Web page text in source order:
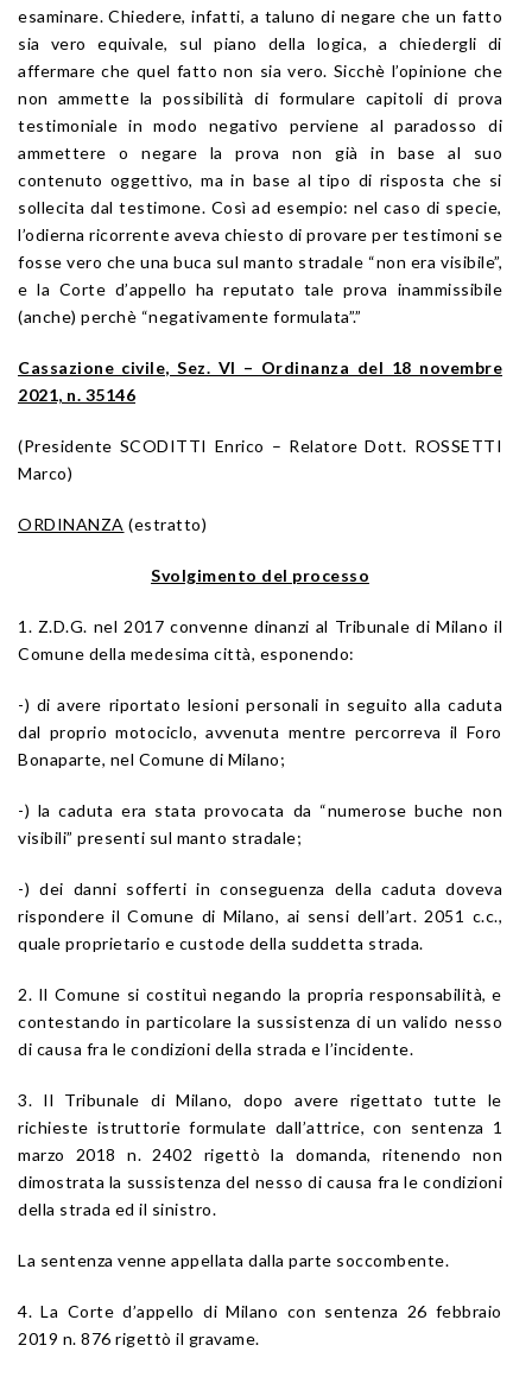
esaminare. Chiedere, infatti, a taluno di negare che un fatto
sia vero equivale, sul piano della logica, a chiedergli di
affermare che quel fatto non sia vero. Sicchè l’opinione che
non ammette la possibilità di formulare capitoli di prova
testimoniale in modo negativo perviene al paradosso di
ammettere o negare la prova non già in base al suo
contenuto oggettivo, ma in base al tipo di risposta che si
sollecita dal testimone. Così ad esempio: nel caso di specie,
l’odierna ricorrente aveva chiesto di provare per testimoni se
fosse vero che una buca sul manto stradale “non era visibile”,
e la Corte d’appello ha reputato tale prova inammissibile
(anche) perchè “negativamente formulata”.”
Cassazione civile, Sez. VI – Ordinanza del 18 novembre
2021, n. 35146
(Presidente SCODITTI Enrico – Relatore Dott. ROSSETTI
Marco)
ORDINANZA (estratto)
Svolgimento del processo
1. Z.D.G. nel 2017 convenne dinanzi al Tribunale di Milano il
Comune della medesima città, esponendo:
-) di avere riportato lesioni personali in seguito alla caduta
dal proprio motociclo, avvenuta mentre percorreva il Foro
Bonaparte, nel Comune di Milano;
-) la caduta era stata provocata da “numerose buche non
visibili” presenti sul manto stradale;
-) dei danni sofferti in conseguenza della caduta doveva
rispondere il Comune di Milano, ai sensi dell’art. 2051 c.c.,
quale proprietario e custode della suddetta strada.
2. Il Comune si costituì negando la propria responsabilità, e
contestando in particolare la sussistenza di un valido nesso
di causa fra le condizioni della strada e l’incidente.
3. Il Tribunale di Milano, dopo avere rigettato tutte le
richieste istruttorie formulate dall’attrice, con sentenza 1
marzo 2018 n. 2402 rigettò la domanda, ritenendo non
dimostrata la sussistenza del nesso di causa fra le condizioni
della strada ed il sinistro.
La sentenza venne appellata dalla parte soccombente.
4. La Corte d’appello di Milano con sentenza 26 febbraio
2019 n. 876 rigettò il gravame.